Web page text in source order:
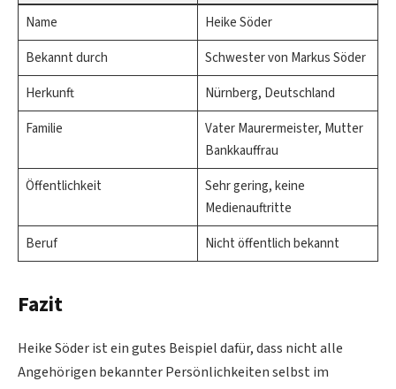
Name
Heike Söder
Bekannt durch
Schwester von Markus Söder
Herkunft
Nürnberg, Deutschland
Familie
Vater Maurermeister, Mutter
Bankkauffrau
Öffentlichkeit
Sehr gering, keine
Medienauftritte
Beruf
Nicht öffentlich bekannt
Fazit
Heike Söder ist ein gutes Beispiel dafür, dass nicht alle
Angehörigen bekannter Persönlichkeiten selbst im